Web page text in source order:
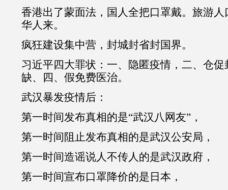
香港出了蒙面法，国人全把口罩戴。旅游
华人来。
疯狂建设集中营，封城封省封国界。
习近平四大罪状：一、隐匿疫情，二、仓
缺、四、假免费医治。
武汉暴发疫情后：
第一时间发布真相的是“武汉八网友”，
第一时间阻止发布真相的是武汉公安局，
第一时间造谣说人不传人的是武汉政府，
第一时间宣布口罩降价的是日本，